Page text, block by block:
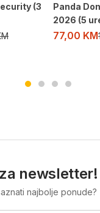
(3
Panda
2026 (5
77,00 KM
newsletter!
najbolje ponude?